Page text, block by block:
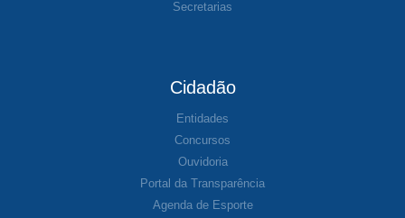
Secretarias
Cidadão
Entidades
Concursos
Ouvidoria
Portal da Transparência
Agenda de Esporte